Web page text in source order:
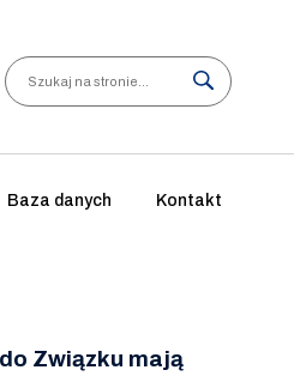
Search
Baza danych Kontakt
Związku mają